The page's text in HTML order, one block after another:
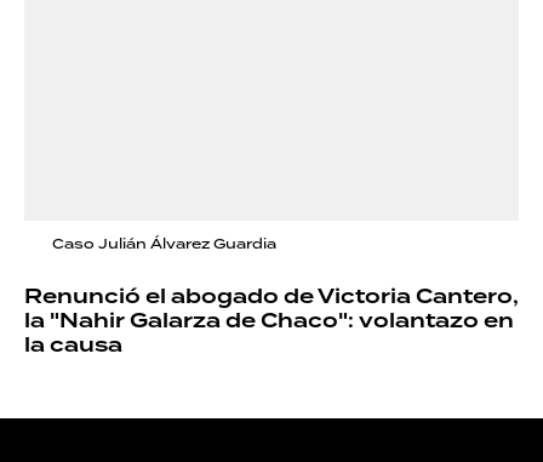
Caso Julián Álvarez Guardia
Renunció el abogado de Victoria Cantero,
la "Nahir Galarza de Chaco": volantazo en
la causa